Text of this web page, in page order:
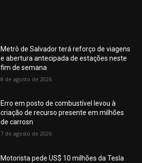
Metrô de Salvador terá reforço de viagens
e abertura antecipada de estações neste
fim de semana
8 de agosto de 2026
Erro em posto de combustível levou à
criação de recurso presente em milhões
de carrosn
7 de agosto de 2026
Motorista pede US$ 10 milhões da Tesla